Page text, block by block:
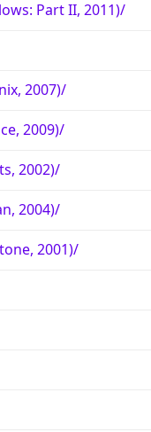
Part II, 2011)/
2007)/
2009)/
2002)/
2004)/
2001)/